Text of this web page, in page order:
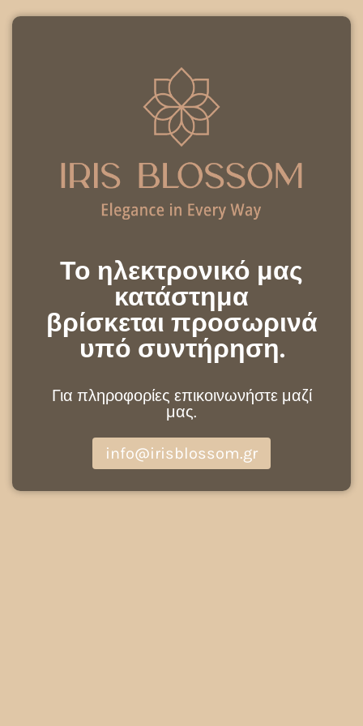
Το ηλεκτρονικό μας
κατάστημα
βρίσκεται προσωρινά
υπό συντήρηση.
Για πληροφορίες επικοινωνήστε μαζί
μας.
info@irisblossom.gr